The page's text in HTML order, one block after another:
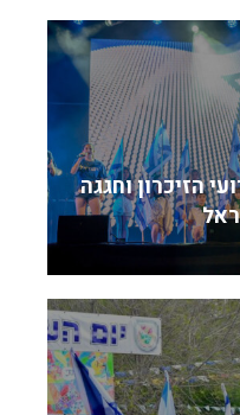
הזיכרון וחגגה